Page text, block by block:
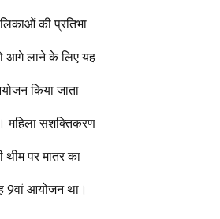
की प्रतिभा
आगे लाने के लिए यह
किया जाता
महिला सशक्तिकरण
थीम पर मातर का
9वां आयोजन था।